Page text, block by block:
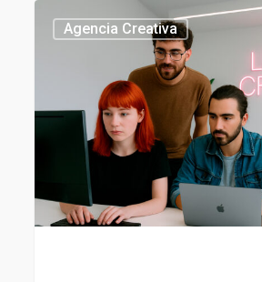
creativa
Agencia Creativa